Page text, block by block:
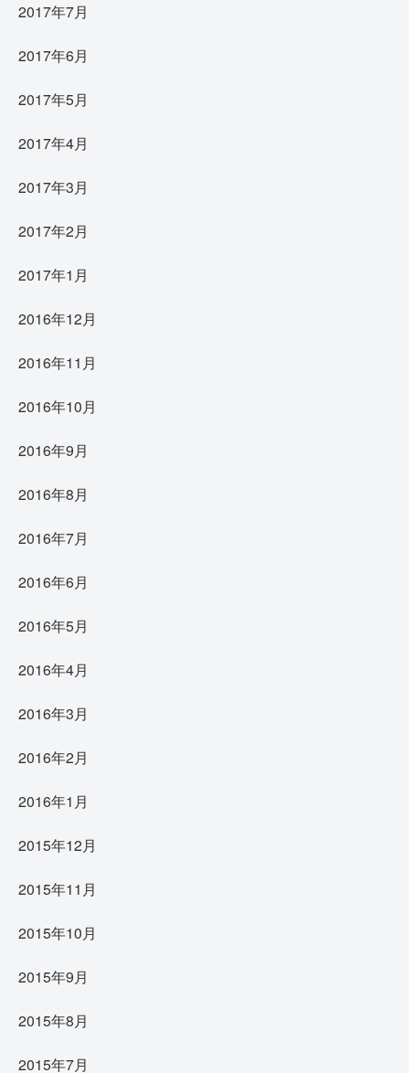
2017年7月
2017年6月
2017年5月
2017年4月
2017年3月
2017年2月
2017年1月
2016年12月
2016年11月
2016年10月
2016年9月
2016年8月
2016年7月
2016年6月
2016年5月
2016年4月
2016年3月
2016年2月
2016年1月
2015年12月
2015年11月
2015年10月
2015年9月
2015年8月
2015年7月